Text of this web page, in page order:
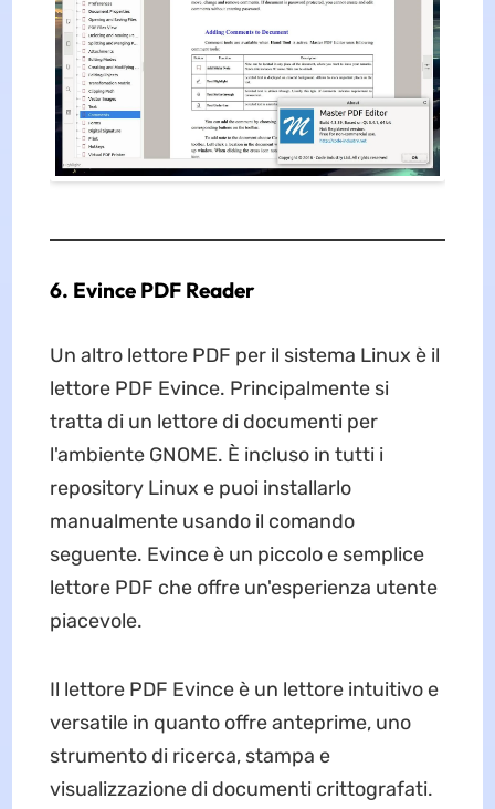
6. Evince PDF Reader
Un altro lettore PDF per il sistema Linux è il
lettore PDF Evince. Principalmente si
tratta di un lettore di documenti per
l'ambiente GNOME. È incluso in tutti i
repository Linux e puoi installarlo
manualmente usando il comando
seguente. Evince è un piccolo e semplice
lettore PDF che offre un'esperienza utente
piacevole.
Il lettore PDF Evince è un lettore intuitivo e
versatile in quanto offre anteprime, uno
strumento di ricerca, stampa e
visualizzazione di documenti crittografati.